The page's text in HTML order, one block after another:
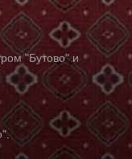
"Бутово" и